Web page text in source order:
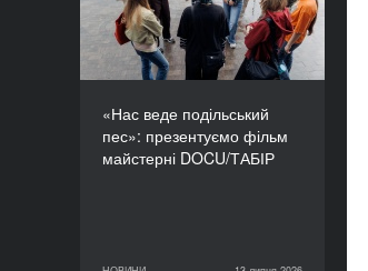
«Нас веде подільський
пес»: презентуємо фільм
майстерні DOCU/ТАБІР